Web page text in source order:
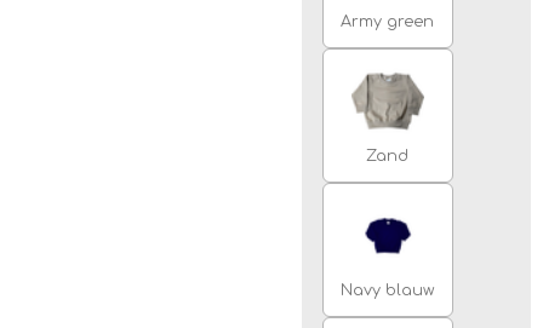
Army green
Zand
Navy blauw